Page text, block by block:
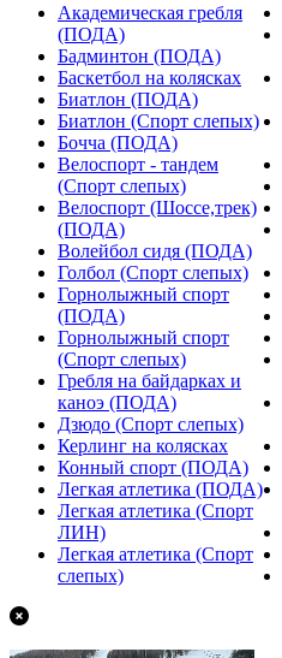
Академическая гребля
(ПОДА)
Бадминтон (ПОДА)
Баскетбол на колясках
Биатлон (ПОДА)
Биатлон (Спорт слепых)
Бочча (ПОДА)
Велоспорт - тандем
(Спорт слепых)
Велоспорт (Шоссе,трек)
(ПОДА)
Волейбол сидя (ПОДА)
Голбол (Спорт слепых)
Горнолыжный спорт
(ПОДА)
Горнолыжный спорт
(Спорт слепых)
Гребля на байдарках и
каноэ (ПОДА)
Дзюдо (Спорт слепых)
Керлинг на колясках
Конный спорт (ПОДА)
Легкая атлетика (ПОДА)
Легкая атлетика (Спорт
ЛИН)
Легкая атлетика (Спорт
слепых)